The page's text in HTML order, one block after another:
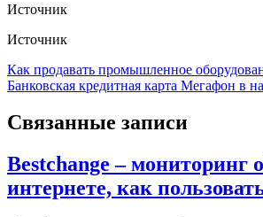
Источник
Источник
Навигация
по
записям
Как продавать промышленное
Банковская кредитная карта Мегафон в
Связанные записи
Bestchange – мониторинг
интернете, как